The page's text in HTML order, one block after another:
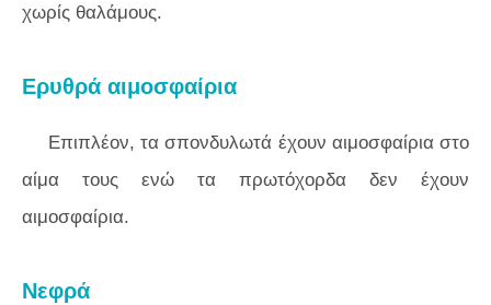
χωρίς θαλάμους.
Ερυθρά αιμοσφαίρια
Επιπλέον, τα σπονδυλωτά έχουν αιμοσφαίρια στο
αίμα τους ενώ τα πρωτόχορδα δεν έχουν
αιμοσφαίρια.
Νεφρά